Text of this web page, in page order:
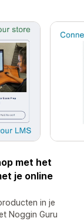
met het
je online
in je
Noggin Guru